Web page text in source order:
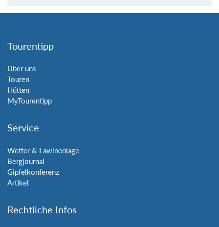
Tourentipp
Über uns
Touren
Hütten
MyTourentipp
Service
Wetter & Lawinenlage
Bergjournal
Gipfelkonferenz
Artikel
Rechtliche Infos